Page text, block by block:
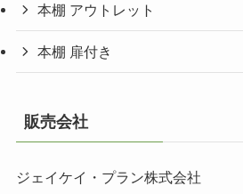
本棚 アウトレット
本棚 扉付き
販売会社
ジェイケイ・プラン株式会社